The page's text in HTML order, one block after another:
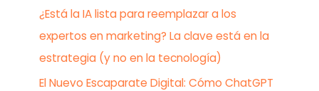
¿Está la IA lista para reemplazar a los
expertos en marketing? La clave está en la
estrategia (y no en la tecnología)
El Nuevo Escaparate Digital: Cómo ChatGPT